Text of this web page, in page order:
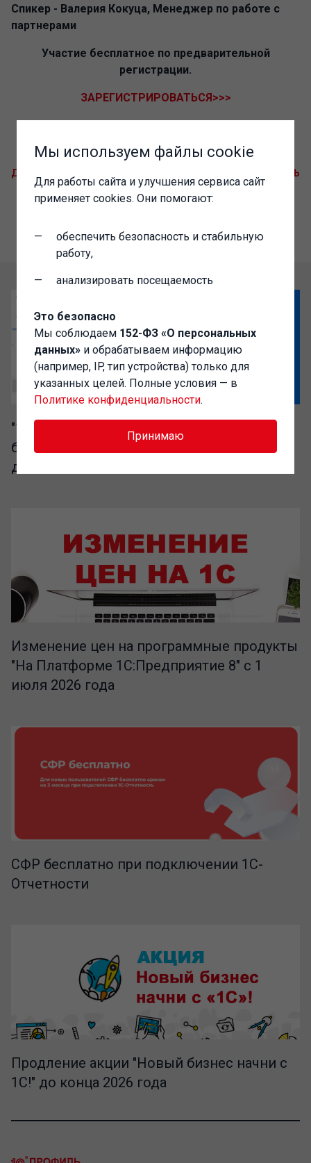
Спикер - Валерия Кокуца, Менеджер по работе с
партнерами
Участие бесплатное по предварительной
регистрации.
ЗАРЕГИСТРИРОВАТЬСЯ>>>
ДОБАВИТЬ В GOOGLE CALENDAR ДОБАВИТЬ В КАЛЕНДАРЬ
"1C-Администратор" – выгодный доступ к
базе разработок сообщества Инфостарт
для IT-специалистов
Изменение цен на программные продукты
"На Платформе 1С:Предприятие 8" с 1
июля 2026 года
СФР бесплатно при подключении 1С-
Отчетности
Продление акции "Новый бизнес начни с
1С!" до конца 2026 года
Мы используем файлы cookie
Для работы сайта и улучшения сервиса сайт
применяет cookies. Они помогают:
обеспечить безопасность и стабильную
работу,
анализировать посещаемость
Это безопасно
Мы соблюдаем 152-ФЗ «О персональных
данных» и обрабатываем информацию
(например, IP, тип устройства) только для
указанных целей. Полные условия — в
Политике конфиденциальности.
Принимаю